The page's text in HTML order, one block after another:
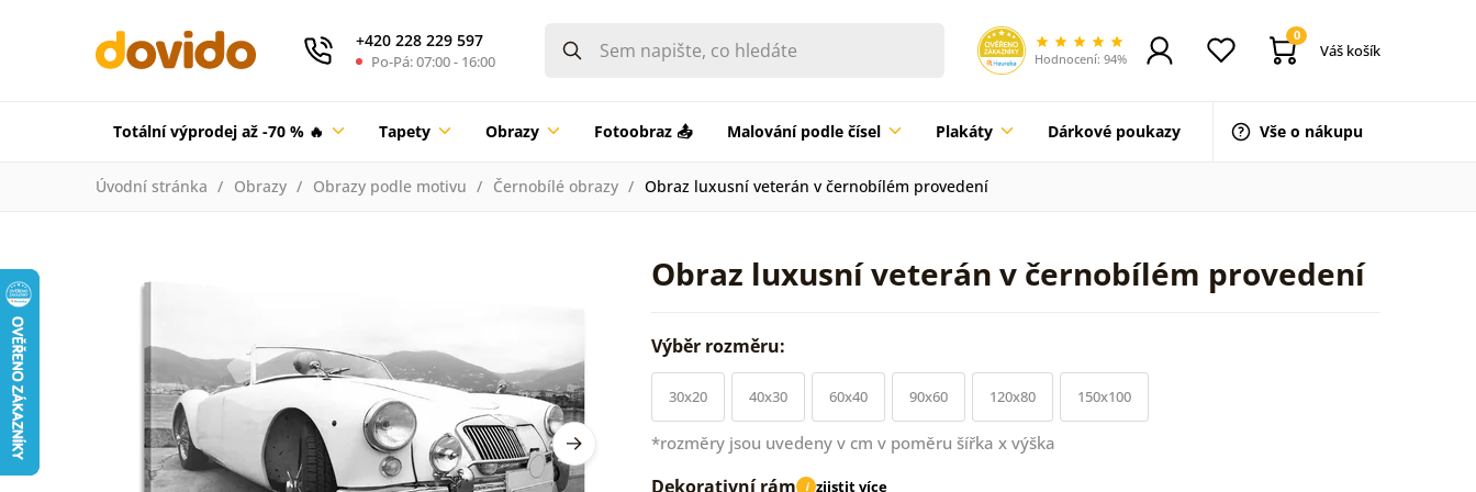
+420 228 229 597
Po-Pá: 07:00 - 16:00 Hodnocení: 94%
0
Váš košík
Totální výprodej až -70 % 🔥 Tapety Obrazy Fotoobraz 📤 Malování podle čísel Plakáty Dárkové poukazy Vše o nákupu
Úvodní stránka Obrazy Obrazy podle motivu Černobílé obrazy Obraz luxusní veterán v černobílém provedení
Obraz luxusní veterán v černobílém provedení
Výběr rozměru:
30x20 40x30 60x40 90x60 120x80 150x100
*rozměry jsou uvedeny v cm v poměru šířka x výška
Dekorativní rám i zjistit více